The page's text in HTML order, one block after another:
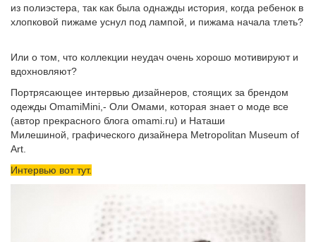
из полиэстера, так как была однажды история, когда ребенок в
хлопковой пижаме уснул под лампой, и пижама начала тлеть?
Или о том, что коллекции неудач очень хорошо мотивируют и
вдохновляют?
Портрясающее интервью дизайнеров, стоящих за брендом
одежды OmamiMini ,- Оли Омами, которая знает о моде все
(автор прекрасного блога omami.ru) и Наташи
Милешиной, графического дизайнера Мetropolitan Museum of
Art.
Интервью вот тут.